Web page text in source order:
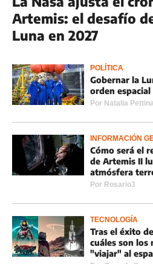
Artemis: el desafío
Luna en 2027
POLÍTICA
Gobernar la
orden espacial
Por Natalia
INFORMACIÓN
Cómo será el
de Artemis II
atmósfera
Por Rosario3
TECNOLOGÍA
Tras el éxito
cuáles son los
"viajar" al